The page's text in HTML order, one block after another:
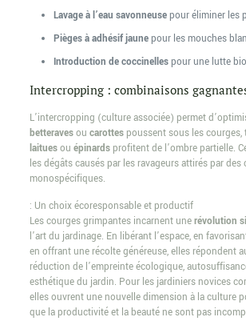
Lavage à l’eau savonneusepour éliminer les
Pièges à adhésif jaunepour les mouches
Introduction de coccinellespour une lutte
Intercropping : combinaisons
L’intercropping (culture associée) permet
betteravesou carottespoussent sous les courges,
laituesou épinardsprofitent de l’ombre partielle.
les dégâts causés par les ravageurs attirés par des
monospécifiques.
: Un choix écoresponsable et productif
Les courges grimpantes incarnent unerévolution
l’art du jardinage. En libérant l’espace, en
en offrant une récolte généreuse, elles répondent
réduction de l’empreinte écologique,
esthétique du jardin. Pour les jardiniers novices
elles ouvrent une nouvelle dimension à la culture
que la productivité et la beauté ne sont pas